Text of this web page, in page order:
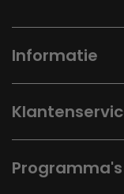
Informatie
Programma's